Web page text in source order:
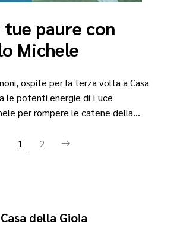
paure con
Michele
ospite per la terza volta a Casa
le potenti energie di Luce
per rompere le catene della…
1 2
Casa della Gioia